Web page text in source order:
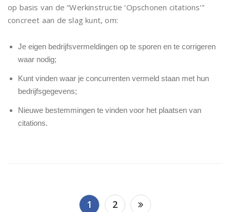
op basis van de “Werkinstructie ‘Opschonen citations'”
concreet aan de slag kunt, om:
Je eigen bedrijfsvermeldingen op te sporen en te corrigeren
waar nodig;
Kunt vinden waar je concurrenten vermeld staan met hun
bedrijfsgegevens;
Nieuwe bestemmingen te vinden voor het plaatsen van
citations.
Berichtnavigatie
1 2